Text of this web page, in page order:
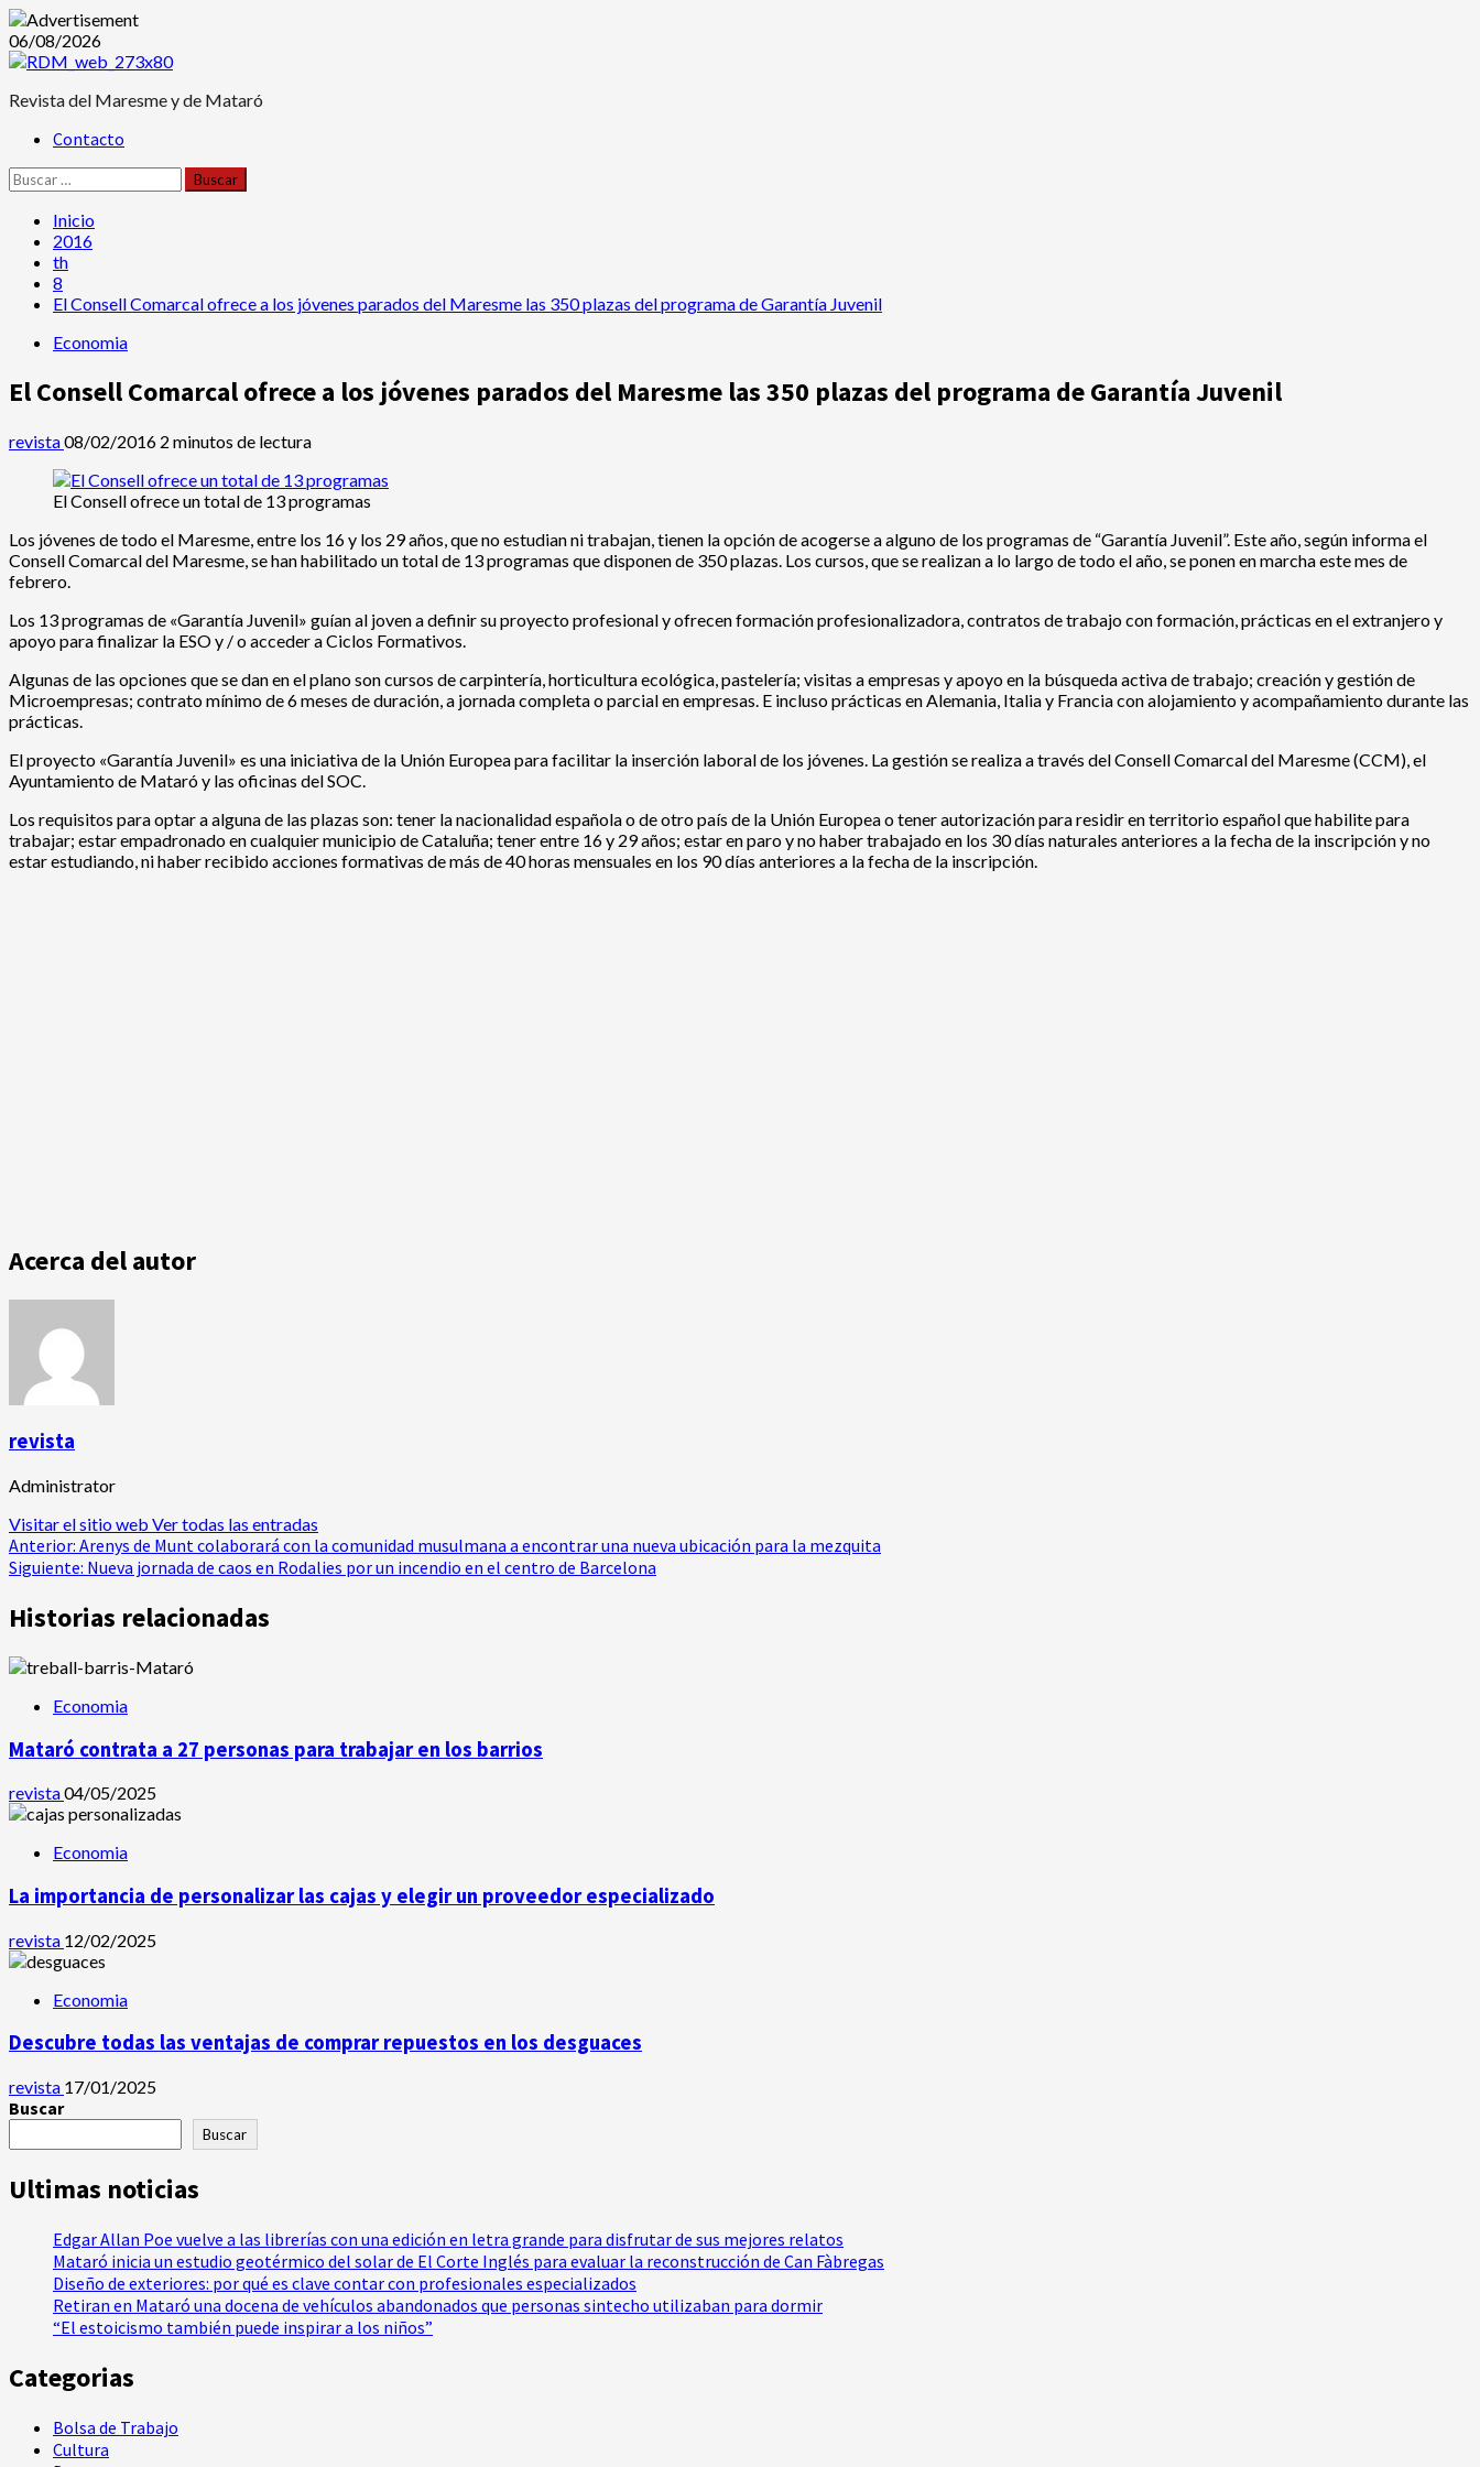
Saltar
al
06/08/2026
Revista del Maresme y de Mataró
Menú Contacto
Buscar:
Inicio
2016
th
8
El Consell Comarcal ofrece a los jóvenes parados del Maresme las 350 plazas del programa de Garantía Juvenil
Economia
El Consell Comarcal ofrece a los jóvenes parados del Maresme las 350 plazas del programa de Garantía Juvenil
revista08/02/2016 2 minutos de lectura
El Consell ofrece un total de 13 programas
Los jóvenes de todo el Maresme, entre los 16 y los 29 años, que no estudian ni trabajan, tienen la opción de acogerse a alguno de los programas de “Garantía Juvenil”. Este año, según informa el
Consell Comarcal del Maresme, se han habilitado un total de 13 programas que disponen de 350 plazas. Los cursos, que se realizan a lo largo de todo el año, se ponen en marcha este mes de
febrero.
Los 13 programas de «Garantía Juvenil» guían al joven a definir su proyecto profesional y ofrecen formación profesionalizadora, contratos de trabajo con formación, prácticas en el extranjero y
apoyo para finalizar la ESO y / o acceder a Ciclos Formativos.
Algunas de las opciones que se dan en el plano son cursos de carpintería, horticultura ecológica, pastelería; visitas a empresas y apoyo en la búsqueda activa de trabajo; creación y gestión de
Microempresas; contrato mínimo de 6 meses de duración, a jornada completa o parcial en empresas. E incluso prácticas en Alemania, Italia y Francia con alojamiento y acompañamiento durante las
prácticas.
El proyecto «Garantía Juvenil» es una iniciativa de la Unión Europea para facilitar la inserción laboral de los jóvenes. La gestión se realiza a través del Consell Comarcal del Maresme (CCM), el
Ayuntamiento de Mataró y las oficinas del SOC.
Los requisitos para optar a alguna de las plazas son: tener la nacionalidad española o de otro país de la Unión Europea o tener autorización para residir en territorio español que habilite para
trabajar; estar empadronado en cualquier municipio de Cataluña; tener entre 16 y 29 años; estar en paro y no haber trabajado en los 30 días naturales anteriores a la fecha de la inscripción y no
estar estudiando, ni haber recibido acciones formativas de más de 40 horas mensuales en los 90 días anteriores a la fecha de la inscripción.
Acerca del autor
revista
Administrator
Visitar el sitio web Ver todas las entradas
Navegación
de
entradas
Anterior: Arenys de Munt colaborará con la comunidad musulmana a encontrar una nueva ubicación para la mezquita
Siguiente: Nueva jornada de caos en Rodalies por un incendio en el centro de Barcelona
Historias relacionadas
Economia
Mataró contrata a 27 personas para trabajar en los barrios
revista04/05/2025
Economia
La importancia de personalizar las cajas y elegir un proveedor especializado
revista 12/02/2025
Economia
Descubre todas las ventajas de comprar repuestos en los desguaces
revista 17/01/2025
Buscar
Buscar
Ultimas noticias
Edgar Allan Poe vuelve a las librerías con una edición en letra grande para disfrutar de sus mejores relatos
Mataró inicia un estudio geotérmico del solar de El Corte Inglés para evaluar la reconstrucción de Can Fàbregas
Diseño de exteriores: por qué es clave contar con profesionales especializados
Retiran en Mataró una docena de vehículos abandonados que personas sintecho utilizaban para dormir
“El estoicismo también puede inspirar a los niños”
Categorias
Bolsa de Trabajo
Cultura